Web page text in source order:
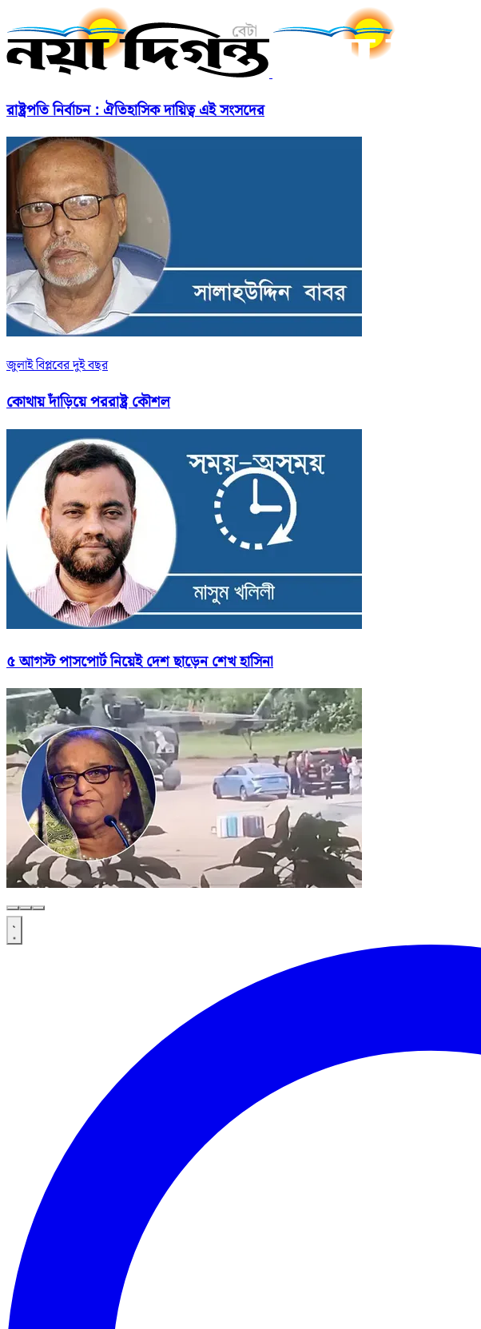
রাষ্ট্রপতি নির্বাচন : ঐতিহাসিক দায়িত্ব এই সংসদের
জুলাই বিপ্লবের দুই বছর
কোথায় দাঁড়িয়ে পররাষ্ট্র কৌশল
৫ আগস্ট পাসপোর্ট নিয়েই দেশ ছাড়েন শেখ হাসিনা